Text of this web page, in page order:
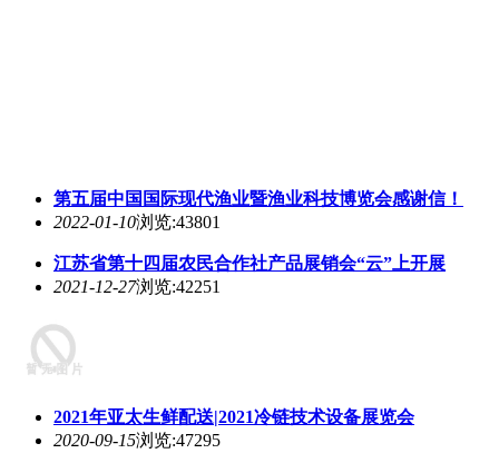
第五届中国国际现代渔业暨渔业科技博览会感谢信！
2022-01-10浏览:43801
江苏省第十四届农民合作社产品展销会“云”上开展
2021-12-27浏览:42251
2021年亚太生鲜配送|2021冷链技术设备展览会
2020-09-15浏览:47295